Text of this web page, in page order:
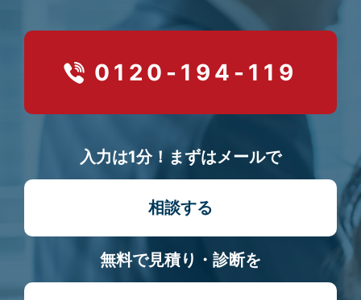
0120-194-119
入力は1分！まずはメールで
相談する
無料で見積り・診断を